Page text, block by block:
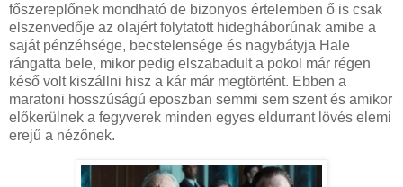
főszereplőnek mondható de bizonyos értelemben ő is csak
elszenvedője az olajért folytatott hidegháborúnak amibe a
saját pénzéhsége, becstelensége és nagybátyja Hale
rángatta bele, mikor pedig elszabadult a pokol már régen
késő volt kiszállni hisz a kár már megtörtént. Ebben a
maratoni hosszúságú eposzban semmi sem szent és amikor
előkerülnek a fegyverek minden egyes eldurrant lövés elemi
erejű a nézőnek.